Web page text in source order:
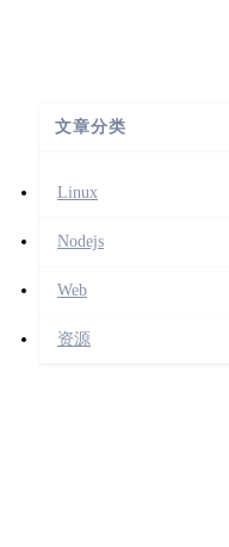
文章分类
Linux
Nodejs
Web
资源